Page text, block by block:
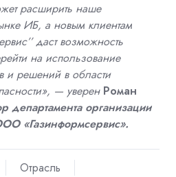
расширить наше
ИБ, а новым клиентам
’’ даст возможность
на использование
и решений в области
, — уверен Роман
департамента организации
«Газинформсервис».
Отрасль